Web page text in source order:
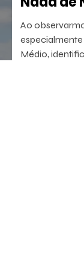
Ao
Médio,